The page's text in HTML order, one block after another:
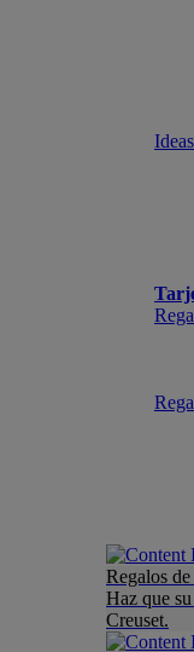
Regalos de
Haz que
Creuset.